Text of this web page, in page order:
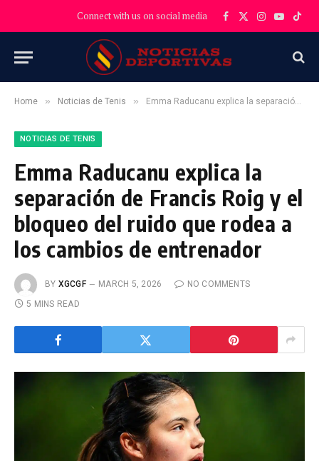
Connect with us on social media Facebook
X
Instagram
YouTube
Home » Noticias de Tenis » Emma Raducanu explica la separación de Francis Roig y el bloqueo del ruido que rodea a los cambios de entrenador
NOTICIAS DE TENIS
Emma Raducanu explica la
separación de Francis Roig y el
bloqueo del ruido que rodea a
los cambios de entrenador
BY XGCGF MARCH 5, 2026
NO COMMENTS
5 MINS READ